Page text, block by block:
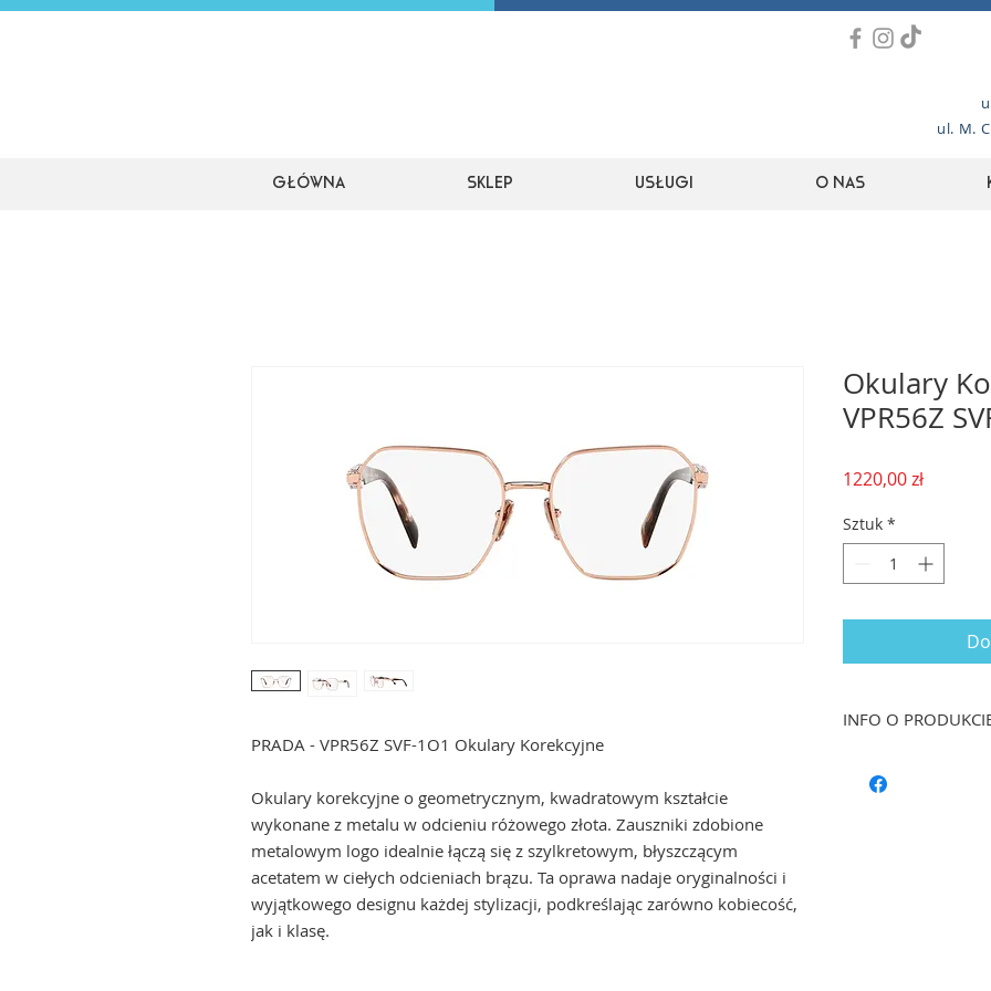
ul. M.
Główna Sklep Usługi O nas
PRADA - VPR56Z SVF-1O1 Okulary Korekcyjne
Okulary korekcyjne o geometrycznym, kwadratowym kształcie
wykonane z metalu w odcieniu różowego złota. Zauszniki zdobione
metalowym logo idealnie łączą się z szylkretowym, błyszczącym
acetatem w ciełych odcieniach brązu. Ta oprawa nadaje oryginalności i
wyjątkowego designu każdej stylizacji, podkreślając zarówno kobiecość,
jak i klasę.
Okulary
VPR56Z
1220,00 złCena
Sztuk *
INFO O
Kształt: